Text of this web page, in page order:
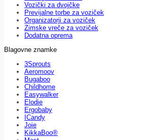
Vozički za dvojčke
Previjalne torbe za voziček
Organizatorji za voziček
Zimske vreče za voziček
Dodatna oprema
Blagovne znamke
3Sprouts
Aeromoov
Bugaboo
Childhome
Easywalker
Elodie
Ergobaby
ICandy
Joie
KikkaBoo®